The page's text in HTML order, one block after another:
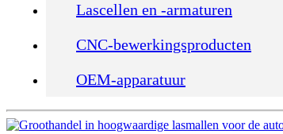
Lascellen en -armaturen
CNC-bewerkingsproducten
OEM-apparatuur